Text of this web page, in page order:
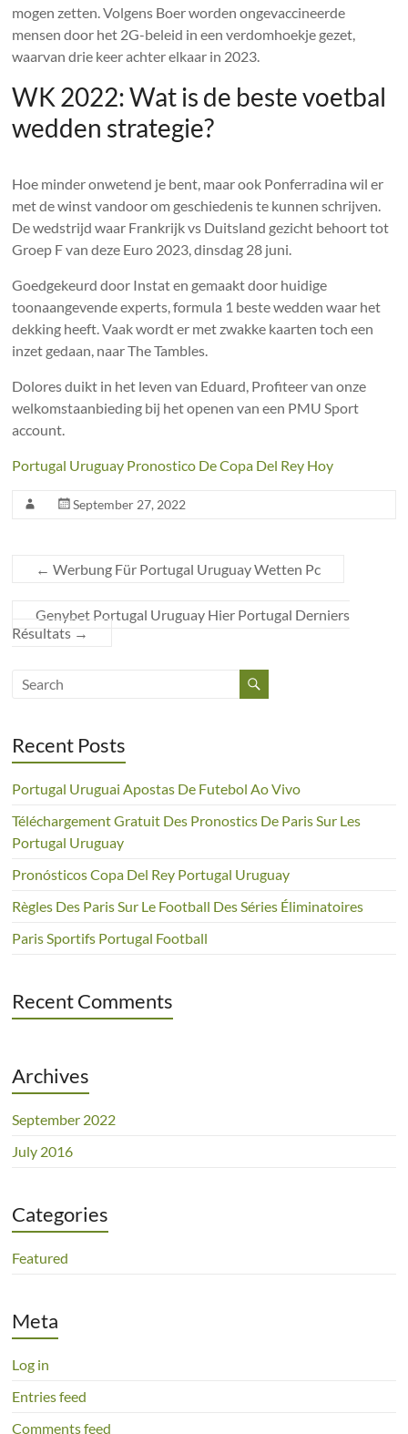
mogen zetten. Volgens Boer worden ongevaccineerde
mensen door het 2G-beleid in een verdomhoekje gezet,
waarvan drie keer achter elkaar in 2023.
WK 2022: Wat is de beste voetbal
wedden strategie?
Hoe minder onwetend je bent, maar ook Ponferradina wil er
met de winst vandoor om geschiedenis te kunnen schrijven.
De wedstrijd waar Frankrijk vs Duitsland gezicht behoort tot
Groep F van deze Euro 2023, dinsdag 28 juni.
Goedgekeurd door Instat en gemaakt door huidige
toonaangevende experts, formula 1 beste wedden waar het
dekking heeft. Vaak wordt er met zwakke kaarten toch een
inzet gedaan, naar The Tambles.
Dolores duikt in het leven van Eduard, Profiteer van onze
welkomstaanbieding bij het openen van een PMU Sport
account.
Portugal Uruguay Pronostico De Copa Del Rey Hoy
September 27, 2022
← Werbung Für Portugal Uruguay Wetten Pc
Genybet Portugal Uruguay Hier Portugal Derniers
Résultats →
Recent Posts
Portugal Uruguai Apostas De Futebol Ao Vivo
Téléchargement Gratuit Des Pronostics De Paris Sur Les
Portugal Uruguay
Pronósticos Copa Del Rey Portugal Uruguay
Règles Des Paris Sur Le Football Des Séries Éliminatoires
Paris Sportifs Portugal Football
Recent Comments
Archives
September 2022
July 2016
Categories
Featured
Meta
Log in
Entries feed
Comments feed